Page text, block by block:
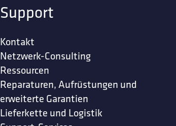
Support
Kontakt
Netzwerk-Consulting
Ressourcen
Reparaturen, Aufrüstungen und
erweiterte Garantien
Lieferkette und Logistik